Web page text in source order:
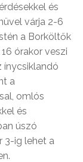
és
várja 2-6
a Borköltők
órakor veszi
ínycsiklandó
a
omlós
és
úszó
3-ig lehet a